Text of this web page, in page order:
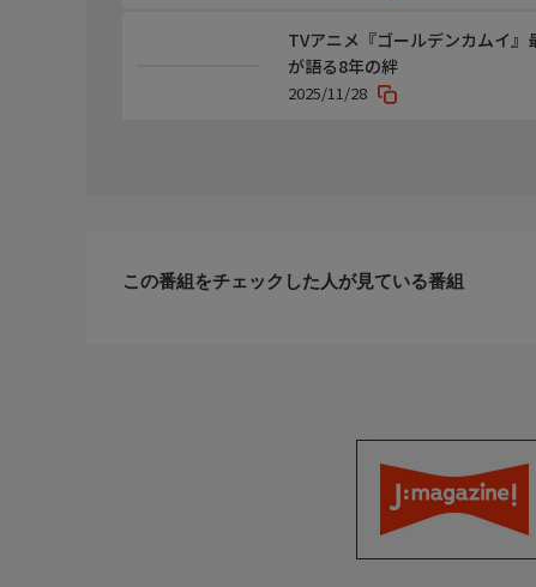
TVアニメ『ゴールデンカムイ
が語る8年の絆
2025/11/28
この番組をチェックした人が見ている番組